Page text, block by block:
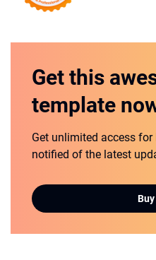
Get this
template
Get unlimited access for
notified of the latest